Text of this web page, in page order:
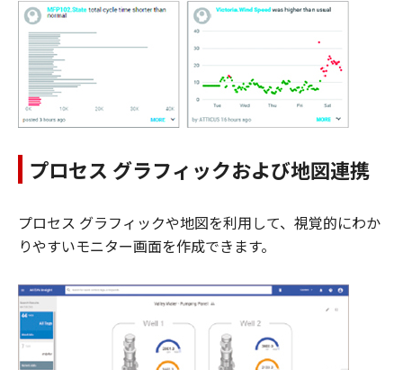
プロセス グラフィックおよび地図連携
プロセス グラフィックや地図を利用して、視覚的にわか
りやすいモニター画面を作成できます。